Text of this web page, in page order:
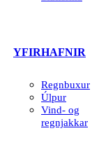
YFIRHAFNIR
Regnbuxur
Úlpur
Vind- og
regnjakkar